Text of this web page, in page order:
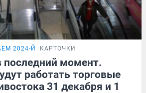
2024-Й КАРТОЧКИ
последний момент.
работать торговые
31 декабря и 1